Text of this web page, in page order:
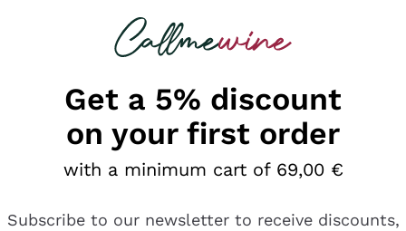
looking for
Get a 5% discount
on your first order
with a minimum cart of 69,00 €
Subscribe to our newsletter to receive discounts,